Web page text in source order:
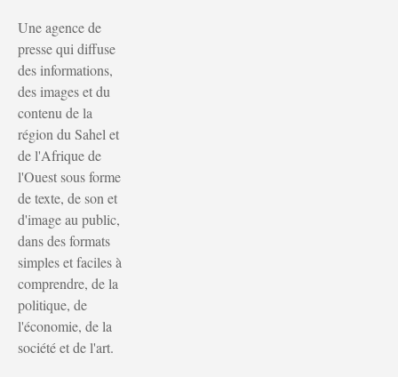
Une agence de
presse qui diffuse
des informations,
des images et du
contenu de la
région du Sahel et
de l'Afrique de
l'Ouest sous forme
de texte, de son et
d'image au public,
dans des formats
simples et faciles à
comprendre, de la
politique, de
l'économie, de la
société et de l'art.